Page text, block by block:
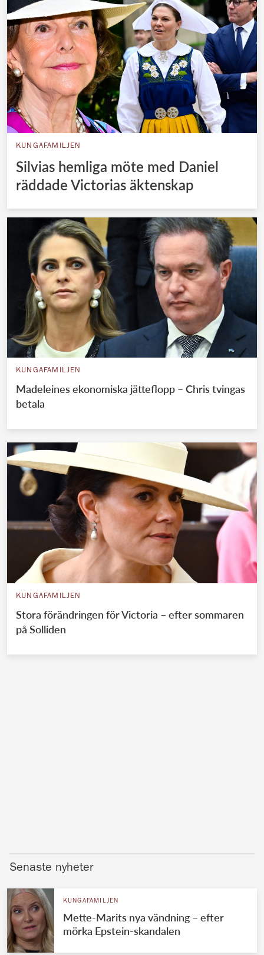
KUNGAFAMILJEN
Silvias hemliga möte med Daniel
räddade Victorias äktenskap
KUNGAFAMILJEN
Madeleines ekonomiska jätteflopp – Chris tvingas
betala
KUNGAFAMILJEN
Stora förändringen för Victoria – efter sommaren
på Solliden
Senaste nyheter
KUNGAFAMILJEN
Mette-Marits nya vändning – efter
mörka Epstein-skandalen